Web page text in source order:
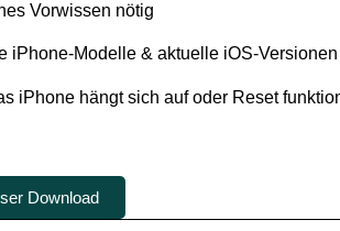
Vorwissen nötig
iPhone-Modelle & aktuelle iOS-Versionen
iPhone hängt sich auf oder Reset
Download